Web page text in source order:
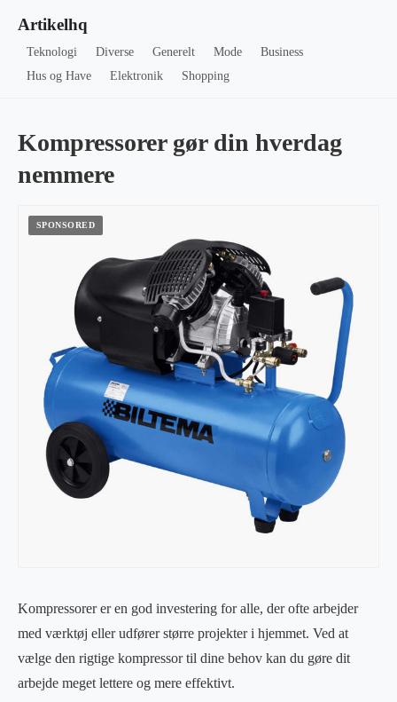
Artikelhq
Teknologi Diverse Generelt Mode
Business
Hus og Have
Elektronik Shopping
Kompressorer gør din hverdag
nemmere
Kompressorer er en god investering for alle, der ofte arbejder
med værktøj eller udfører større projekter i hjemmet. Ved at
vælge den rigtige kompressor til dine behov kan du gøre dit
arbejde meget lettere og mere effektivt.